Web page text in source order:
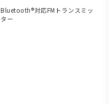
Bluetooth®対応FMトランスミッ
ター